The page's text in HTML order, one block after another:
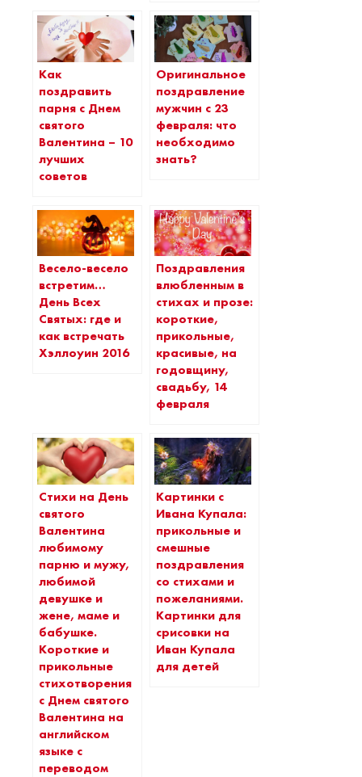
Как
поздравить
парня с Днем
святого
Валентина – 10
лучших
советов
Оригинальное
поздравление
мужчин с 23
февраля: что
необходимо
знать?
Весело-весело
встретим…
День Всех
Святых: где и
как встречать
Хэллоуин 2016
Поздравления
влюбленным в
стихах и прозе:
короткие,
прикольные,
красивые, на
годовщину,
свадьбу, 14
февраля
Стихи на День
святого
Валентина
любимому
парню и мужу,
любимой
девушке и
жене, маме и
бабушке.
Короткие и
прикольные
стихотворения
с Днем святого
Валентина на
английском
языке с
переводом
Картинки с
Ивана Купала:
прикольные и
смешные
поздравления
со стихами и
пожеланиями.
Картинки для
срисовки на
Иван Купала
для детей